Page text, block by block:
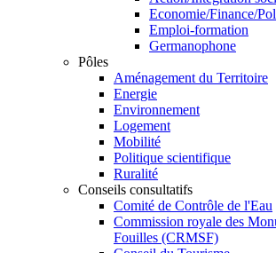
Economie/Finance/
Emploi-formation
Germanophone
Pôles
Aménagement du Territoire
Energie
Environnement
Logement
Mobilité
Politique scientifique
Ruralité
Conseils consultatifs
Comité de Contrôle de l'Eau
Commission royale des
Fouilles (CRMSF)